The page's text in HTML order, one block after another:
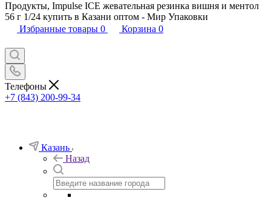
Продукты, Impulse ICE жевательная резинка вишня и ментол
56 г 1/24 купить в Казани оптом - Мир Упаковки
Избранные товары 0 Корзина 0
Телефоны
+7 (843) 200-99-34
Казань
Назад